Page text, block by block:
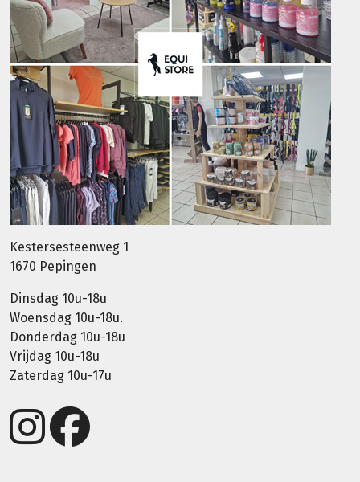
Kestersesteenweg 1
1670 Pepingen
Dinsdag 10u-18u
Woensdag 10u-18u.
Donderdag 10u-18u
Vrijdag 10u-18u
Zaterdag 10u-17u